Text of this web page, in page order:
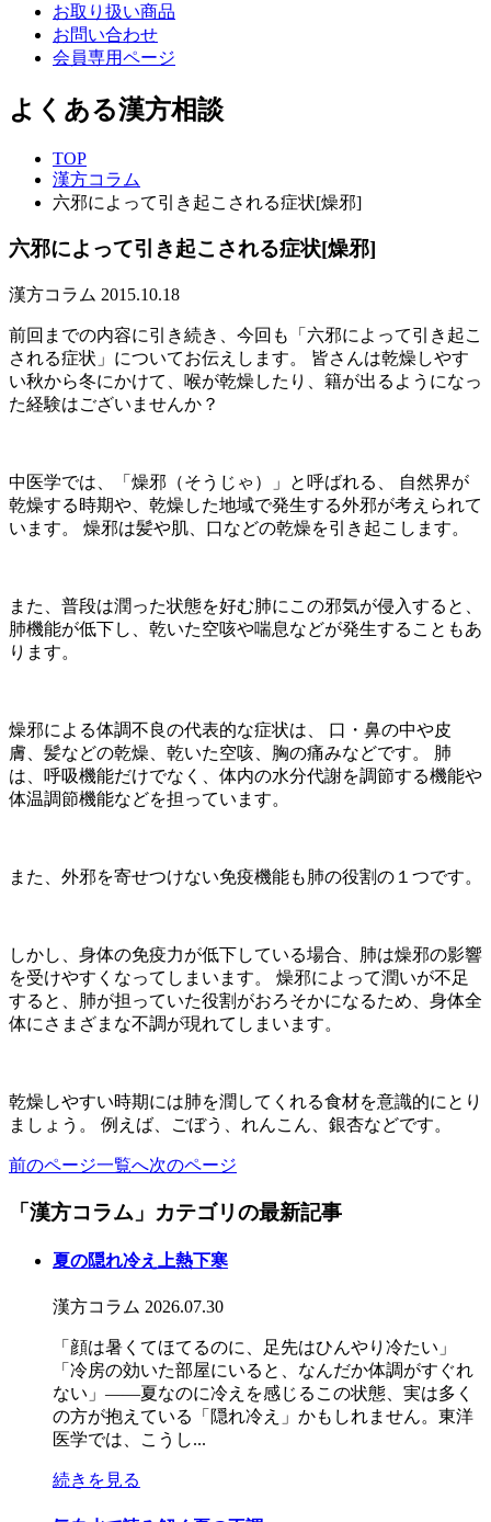
お取り扱い商品
お問い合わせ
会員専用ページ
よくある漢方相談
TOP
漢方コラム
六邪によって引き起こされる症状[燥邪]
六邪によって引き起こされる症状[燥邪]
漢方コラム 2015.10.18
前回までの内容に引き続き、今回も「六邪によって引き起こ
される症状」についてお伝えします。 皆さんは乾燥しやす
い秋から冬にかけて、喉が乾燥したり、籍が出るようになっ
た経験はございませんか？
中医学では、「燥邪（そうじゃ）」と呼ばれる、 自然界が
乾燥する時期や、乾燥した地域で発生する外邪が考えられて
います。 燥邪は髪や肌、口などの乾燥を引き起こします。
また、普段は潤った状態を好む肺にこの邪気が侵入すると、
肺機能が低下し、乾いた空咳や喘息などが発生することもあ
ります。
燥邪による体調不良の代表的な症状は、 口・鼻の中や皮
膚、髪などの乾燥、乾いた空咳、胸の痛みなどです。 肺
は、呼吸機能だけでなく、体内の水分代謝を調節する機能や
体温調節機能などを担っています。
また、外邪を寄せつけない免疫機能も肺の役割の１つです。
しかし、身体の免疫力が低下している場合、肺は燥邪の影響
を受けやすくなってしまいます。 燥邪によって潤いが不足
すると、肺が担っていた役割がおろそかになるため、身体全
体にさまざまな不調が現れてしまいます。
乾燥しやすい時期には肺を潤してくれる食材を意識的にとり
ましょう。 例えば、ごぼう、れんこん、銀杏などです。
前のページ一覧へ次のページ
「漢方コラム」カテゴリの最新記事
夏の隠れ冷え上熱下寒
漢方コラム 2026.07.30
「顔は暑くてほてるのに、足先はひんやり冷たい」
「冷房の効いた部屋にいると、なんだか体調がすぐれ
ない」――夏なのに冷えを感じるこの状態、実は多く
の方が抱えている「隠れ冷え」かもしれません。東洋
医学では、こうし...
続きを見る